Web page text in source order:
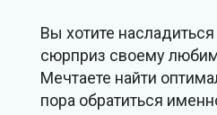
Вы хотите
сюрприз своему
Мечтаете найти
пора обратиться